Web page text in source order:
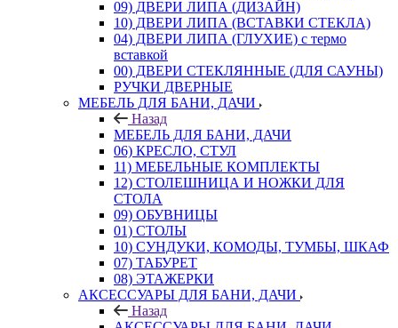
09) ДВЕРИ ЛИПА (ДИЗАЙН)
10) ДВЕРИ ЛИПА (ВСТАВКИ СТЕКЛА)
04) ДВЕРИ ЛИПА (ГЛУХИЕ) с термо
вставкой
00) ДВЕРИ СТЕКЛЯННЫЕ (ДЛЯ САУНЫ)
РУЧКИ ДВЕРНЫЕ
МЕБЕЛЬ ДЛЯ БАНИ, ДАЧИ
Назад
МЕБЕЛЬ ДЛЯ БАНИ, ДАЧИ
06) КРЕСЛО, СТУЛ
11) МЕБЕЛЬНЫЕ КОМПЛЕКТЫ
12) СТОЛЕШНИЦА И НОЖКИ ДЛЯ
СТОЛА
09) ОБУВНИЦЫ
01) СТОЛЫ
10) СУНДУКИ, КОМОДЫ, ТУМБЫ, ШКАФ
07) ТАБУРЕТ
08) ЭТАЖЕРКИ
АКСЕССУАРЫ ДЛЯ БАНИ, ДАЧИ
Назад